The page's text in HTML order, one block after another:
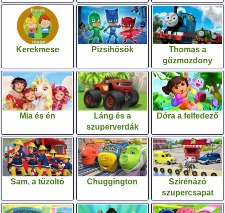
Kerekmese Pizsihősök
Thomas a
gőzmozdony
Mia és én
Láng és a
szuperverdák
Dóra a felfedező
Sam, a tűzoltó Chuggington
Szirénázó
szupercsapat